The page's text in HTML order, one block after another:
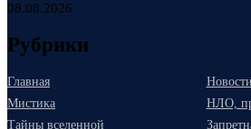
08.08.2026
Рубрики
Главная
Новости
Мистика
НЛО,
Тайны вселенной